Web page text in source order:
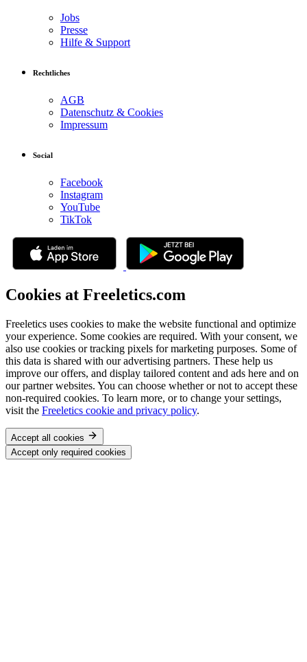
Jobs
Presse
Hilfe & Support
Rechtliches
AGB
Datenschutz & Cookies
Impressum
Social
Facebook
Instagram
YouTube
TikTok
Cookies at Freeletics.com
Freeletics uses cookies to make the website functional and optimize
your experience. Some cookies are required. With your consent, we
also use cookies or tracking pixels for marketing purposes. Some of
this data is shared with our advertising partners. These help us
improve our offers, and display tailored content and ads here and on
our partner websites. You can choose whether or not to accept these
non-required cookies. To learn more, or to change your settings,
visit the Freeletics cookie and privacy policy.
Accept all cookies
Accept only required cookies